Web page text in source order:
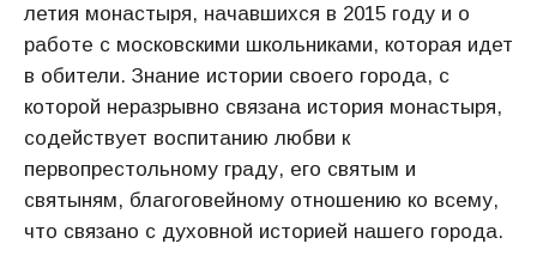
летия монастыря, начавшихся в 2015 году и о
работе с московскими школьниками, которая идет
в обители. Знание истории своего города, с
которой неразрывно связана история монастыря,
содействует воспитанию любви к
первопрестольному граду, его святым и
святыням, благоговейному отношению ко всему,
что связано с духовной историей нашего города.